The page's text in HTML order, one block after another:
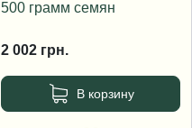
500 грамм семян
2 002 грн.
В корзину